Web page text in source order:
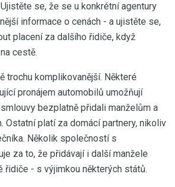
se, že se u konkrétní agentury
informace o cenách - a ujistěte se,
placení za dalšího řidiče, když
cestě.
trochu komplikovanější. Některé
pronájem automobilů umožňují
bezplatně přidali manželům a
Ostatní platí za domácí partnery, nikoliv
Několik společností s
za to, že přidávají i další manžele
řidiče - s výjimkou některých států.